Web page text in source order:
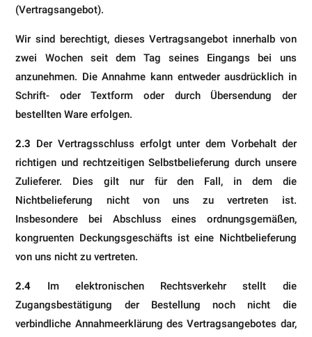
(Vertragsangebot).
Wir sind berechtigt, dieses Vertragsangebot innerhalb von
zwei Wochen seit dem Tag seines Eingangs bei uns
anzunehmen. Die Annahme kann entweder ausdrücklich in
Schrift- oder Textform oder durch Übersendung der
bestellten Ware erfolgen.
2.3 Der Vertragsschluss erfolgt unter dem Vorbehalt der
richtigen und rechtzeitigen Selbstbelieferung durch unsere
Zulieferer. Dies gilt nur für den Fall, in dem die
Nichtbelieferung nicht von uns zu vertreten ist.
Insbesondere bei Abschluss eines ordnungsgemäßen,
kongruenten Deckungsgeschäfts ist eine Nichtbelieferung
von uns nicht zu vertreten.
2.4 Im elektronischen Rechtsverkehr stellt die
Zugangsbestätigung der Bestellung noch nicht die
verbindliche Annahmeerklärung des Vertragsangebotes dar,